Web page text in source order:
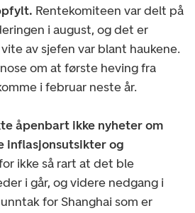
Rentekomiteen var delt på
i august, og det er
av sjefen var blant haukene.
om at første heving fra
i februar neste år.
åpenbart ikke nyheter om
inflasjonsutsikter og
ikke så rart at det ble
i går, og videre nedgang i
for Shanghai som er